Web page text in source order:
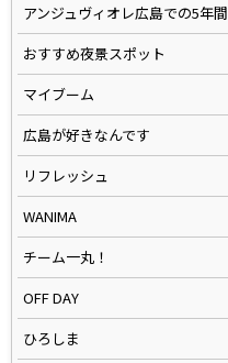
アンジュヴィオレ広島での5年間
おすすめ夜景スポット
マイブーム
広島が好きなんです
リフレッシュ
WANIMA
チーム一丸！
OFF DAY
ひろしま